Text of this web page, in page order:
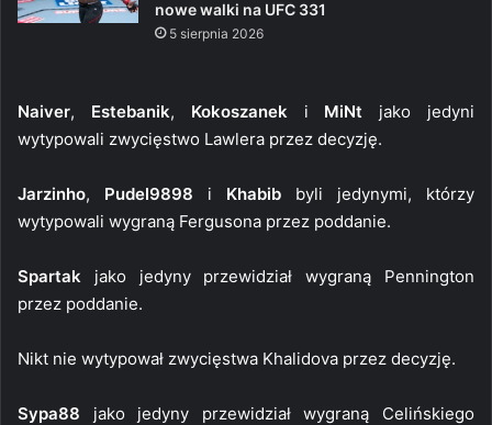
nowe walki na UFC 331
5 sierpnia 2026
Naiver, Estebanik, Kokoszanek i MiNt jako jedyni
wytypowali zwycięstwo Lawlera przez decyzję.
Jarzinho, Pudel9898 i Khabib byli jedynymi, którzy
wytypowali wygraną Fergusona przez poddanie.
Spartak jako jedyny przewidział wygraną Pennington
przez poddanie.
Nikt nie wytypował zwycięstwa Khalidova przez decyzję.
Sypa88 jako jedyny przewidział wygraną Celińskiego